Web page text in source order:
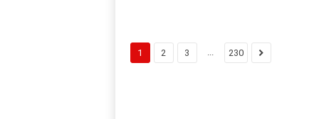
1 2 3 230